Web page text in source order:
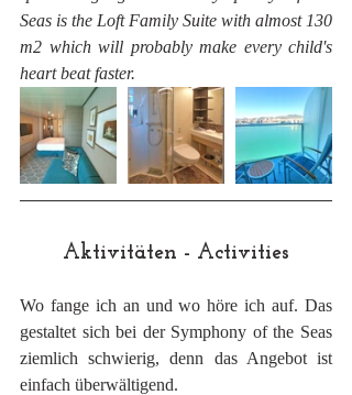
Seas is the Loft Family Suite with almost 130
m2 which will probably make every child's
heart beat faster.
Aktivitäten - Activities
Wo fange ich an und wo höre ich auf. Das
gestaltet sich bei der Symphony of the Seas
ziemlich schwierig, denn das Angebot ist
einfach überwältigend.